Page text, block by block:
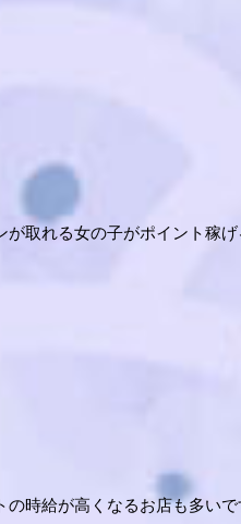
取れる女の子がポイント稼
時給が高くなるお店も多い